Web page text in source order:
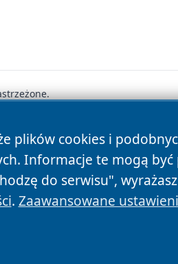
plików cookies i
Informacje te mogą
do serwisu",
. Zaawansowane
Cookies